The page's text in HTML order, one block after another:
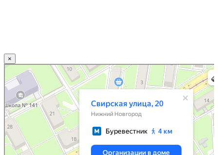
×
Нижний Новгород
Свирская улица, 20 — Яндекс.Карты